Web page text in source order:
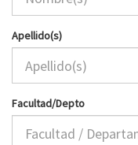
Apellido(s)
Facultad/Depto